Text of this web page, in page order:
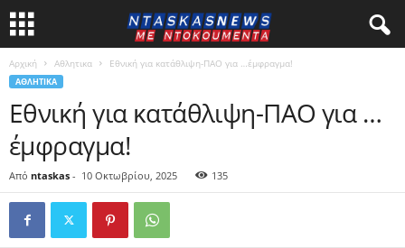
Αρχική Αθλητικα Εθνική για κατάθλιψη-ΠΑΟ για …έμφραγμα!
ΑΘΛΗΤΙΚΑ
Εθνική για κατάθλιψη-ΠΑΟ για …
έμφραγμα!
Από ntaskas - 10 Οκτωβρίου, 2025 135